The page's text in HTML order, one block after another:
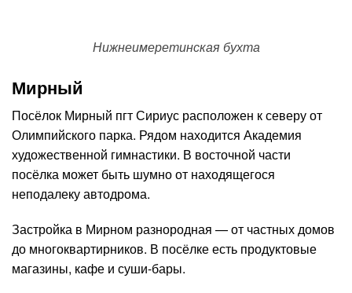
Нижнеимеретинская бухта
Мирный
Посёлок Мирный пгт Сириус расположен к северу от
Олимпийского парка. Рядом находится Академия
художественной гимнастики. В восточной части
посёлка может быть шумно от находящегося
неподалеку автодрома.
Застройка в Мирном разнородная — от частных домов
до многоквартирников. В посёлке есть продуктовые
магазины, кафе и суши-бары.